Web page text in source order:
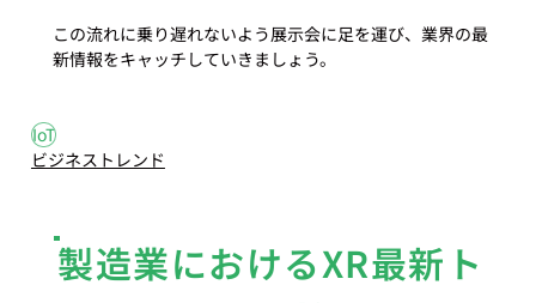
この流れに乗り遅れないよう展示会に足を運び、業界の最
新情報をキャッチしていきましょう。
IoT
ビジネストレンド
製造業におけるXR最新ト